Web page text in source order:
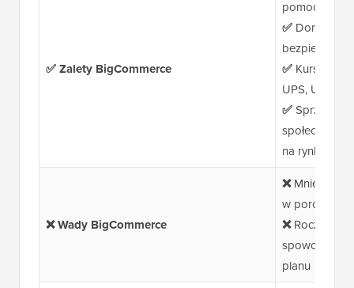
✅ Zalety BigCommerce
pomocą
✅Domyślnie
✅Kursy
UPS, USPS,
✅Sprzedaż
na rynkach
❌ Wady BigCommerce
❌Mniejsze
w
❌Roczne
spowodować
planu